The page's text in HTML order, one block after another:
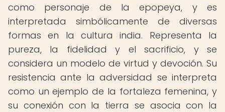
como personaje de la epopeya, y es
interpretada simbólicamente de diversas
formas en la cultura india. Representa la
pureza, la fidelidad y el sacrificio, y se
considera un modelo de virtud y devoción. Su
resistencia ante la adversidad se interpreta
como un ejemplo de la fortaleza femenina, y
su conexión con la tierra se asocia con la